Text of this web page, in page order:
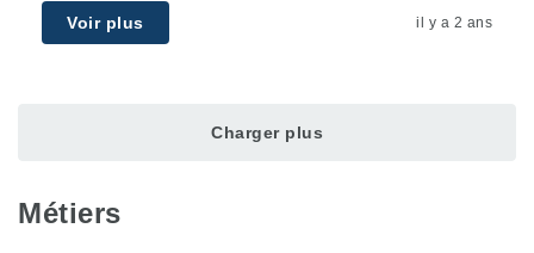
Voir plus il y a 2 ans
Charger plus
Métiers